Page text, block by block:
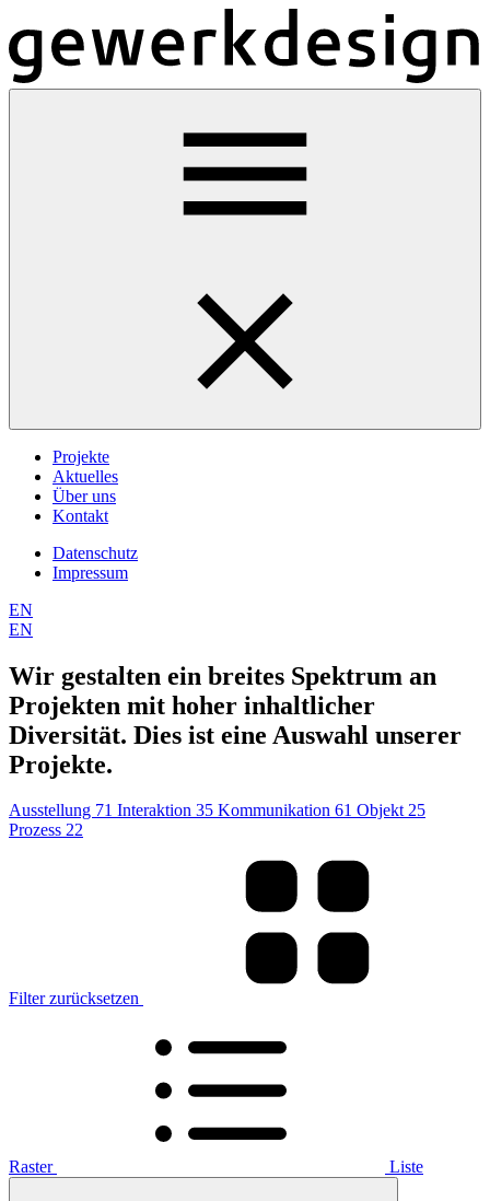
Projekte
Aktuelles
Über uns
Kontakt
Datenschutz
Impressum
EN
EN
Wir gestalten ein breites Spektrum an
Projekten mit hoher inhaltlicher
Diversität. Dies ist eine Auswahl unserer
Projekte.
Ausstellung 71 Interaktion 35 Kommunikation 61 Objekt25
Prozess 22
Filter zurücksetzen
Raster Liste